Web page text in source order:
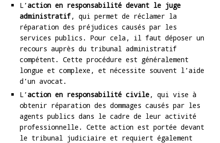
L’action en responsabilité devant le juge
administratif, qui permet de réclamer la
réparation des préjudices causés par les
services publics. Pour cela, il faut déposer un
recours auprès du tribunal administratif
compétent. Cette procédure est généralement
longue et complexe, et nécessite souvent l’aide
d’un avocat.
L’action en responsabilité civile, qui vise à
obtenir réparation des dommages causés par les
agents publics dans le cadre de leur activité
professionnelle. Cette action est portée devant
le tribunal judiciaire et requiert également